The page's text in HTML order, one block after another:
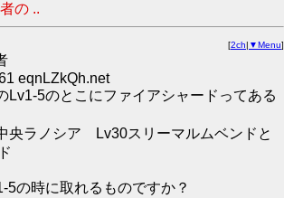
の ..
[2ch| ▼Menu]
eqnLZkQh.net
Lv1-5のとこにファイアシャードってある
央ラノシア Lv30スリーマルムベンドと
5の時に取れるものですか？